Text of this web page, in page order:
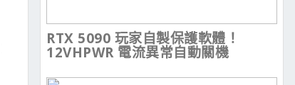
RTX 5090 玩家自製保護軟體！
12VHPWR 電流異常自動關機